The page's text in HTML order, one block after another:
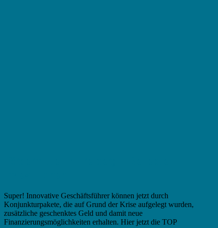
Super! Innovative Geschäftsführer können jetzt durch
Konjunkturpakete, die auf Grund der Krise aufgelegt wurden,
zusätzliche geschenktes Geld und damit neue
Finanzierungsmöglichkeiten erhalten. Hier jetzt die TOP